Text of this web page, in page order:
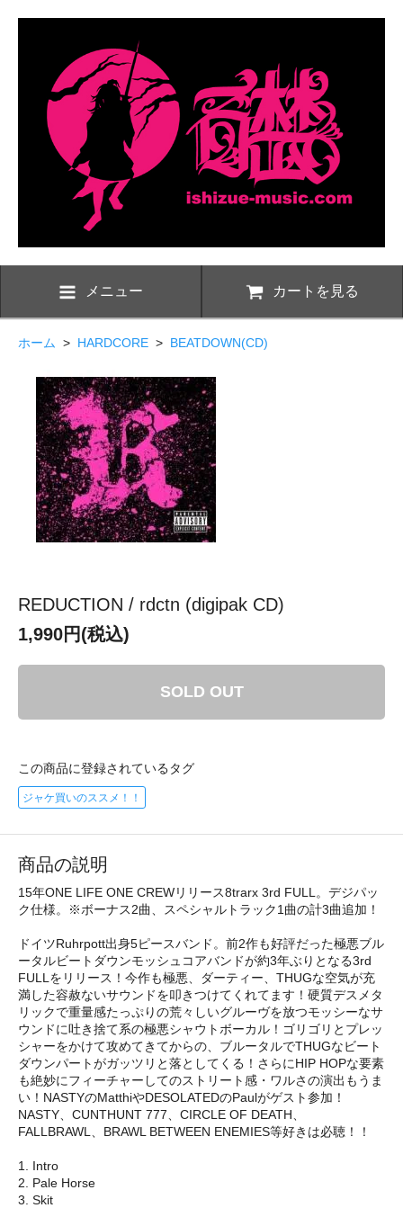
メニュー カートを見る
ホーム > HARDCORE > BEATDOWN(CD)
REDUCTION / rdctn (digipak CD)
1,990円(税込)
SOLD OUT
この商品に登録されているタグ
ジャケ買いのススメ！！
商品の説明
15年ONE LIFE ONE CREWリリース8trarx 3rd FULL。デジパッ
ク仕様。※ボーナス2曲、スペシャルトラック1曲の計3曲追加！
ドイツRuhrpott出身5ピースバンド。前2作も好評だった極悪ブル
ータルビートダウンモッシュコアバンドが約3年ぶりとなる3rd
FULLをリリース！今作も極悪、ダーティー、THUGな空気が充
満した容赦ないサウンドを叩きつけてくれてます！硬質デスメタ
リックで重量感たっぷりの荒々しいグルーヴを放つモッシーなサ
ウンドに吐き捨て系の極悪シャウトボーカル！ゴリゴリとプレッ
シャーをかけて攻めてきてからの、ブルータルでTHUGなビート
ダウンパートがガッツリと落としてくる！さらにHIP HOPな要素
も絶妙にフィーチャーしてのストリート感・ワルさの演出もうま
い！NASTYのMatthiやDESOLATEDのPaulがゲスト参加！
NASTY、CUNTHUNT 777、CIRCLE OF DEATH、
FALLBRAWL、BRAWL BETWEEN ENEMIES等好きは必聴！！
1. Intro
2. Pale Horse
3. Skit